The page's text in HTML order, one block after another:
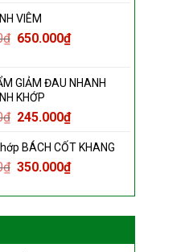
VIÊM
₫ 650.000₫
GIẢM ĐAU NHANH
KHỚP
₫ 245.000₫
BÁCH CỐT KHANG
₫ 350.000₫